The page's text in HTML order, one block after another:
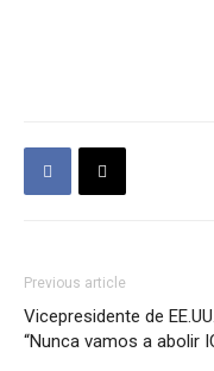
Previous article
Vicepresidente de
“Nunca vamos a abolir